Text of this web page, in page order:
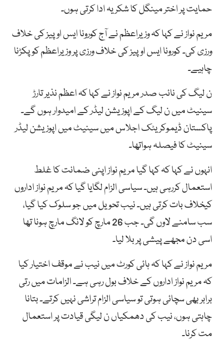
حمایت پر اختر مینگل کا شکریہ ادا کرتی ہوں۔
مریم نواز نے کہا کہ وزیراعظم نے آج کورونا ایس او پیز کی خلاف
ورزی کی۔ کورونا ایس او پیز کی خلاف ورزی پر وزیراعظم کو پکڑنا
چاہیے۔
ن لیگ کی نائب صدر مریم نواز نے کہا کہ اعظم نذیر تارڑ
سینیٹ میں ن لیگ کے اپوزیشن لیڈر کے امیدوار ہوں گے۔
پاکستان ڈیموکریٹک اجلاس میں سینیٹ میں اپوزیشن لیڈر
سینیٹ کا فیصلہ ہواتھا۔
انہوں نے کہا کہ کہا گیا مریم نواز اپنی ضمانت کا غلط
استعمال کررہی ہیں۔ سیاسی الزام لگایا گیا کہ مریم نواز اداروں
کیخلاف بات کرتی ہیں۔ نیب تحویل میں جو سلوک کیا گیا،
سب سامنے لاوں گی۔ جب 26 مارچ کو لانگ مارچ ہونا تھا
اسی دن مجھے پیشی پر بلا لیا۔
مریم نواز نے کہا کہ ہائی کورٹ میں نیب نے موقف اختیار کیا
کہ مریم نواز اداروں کے خلاف بول رہی ہے۔ الزامات میں رتی
برابر بھی سچائی ہوتی تو سیاسی الزام تراشی نہیں کرتے۔ بتانا
چاہتی ہوں، نیب کی دھمکیاں ن لیگی قیادت پر استعمال
مت کرنا۔